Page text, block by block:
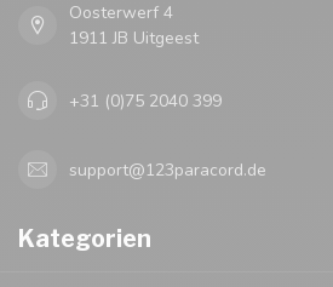
Oosterwerf 4
1911 JB Uitgeest
+31 (0)75 2040 399
support@123paracord.de
Kategorien